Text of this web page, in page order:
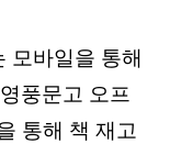
모바일을 통해
풍문고 오프
통해 책 재고